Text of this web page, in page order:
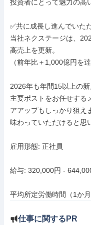
投資者にとって魅力の高
✅共に成長し進んでいた
当社ネクステージは、
高売上を更新。
（前年比＋1,000億円を達
2026年も年間15以上の新
主要ポストをお任せする
アアップもしっかり狙え
味わっていただけると思
雇用形態: 正社員
給与: 320,000円 -
平均所定労働時間（1か
仕事に関するPR